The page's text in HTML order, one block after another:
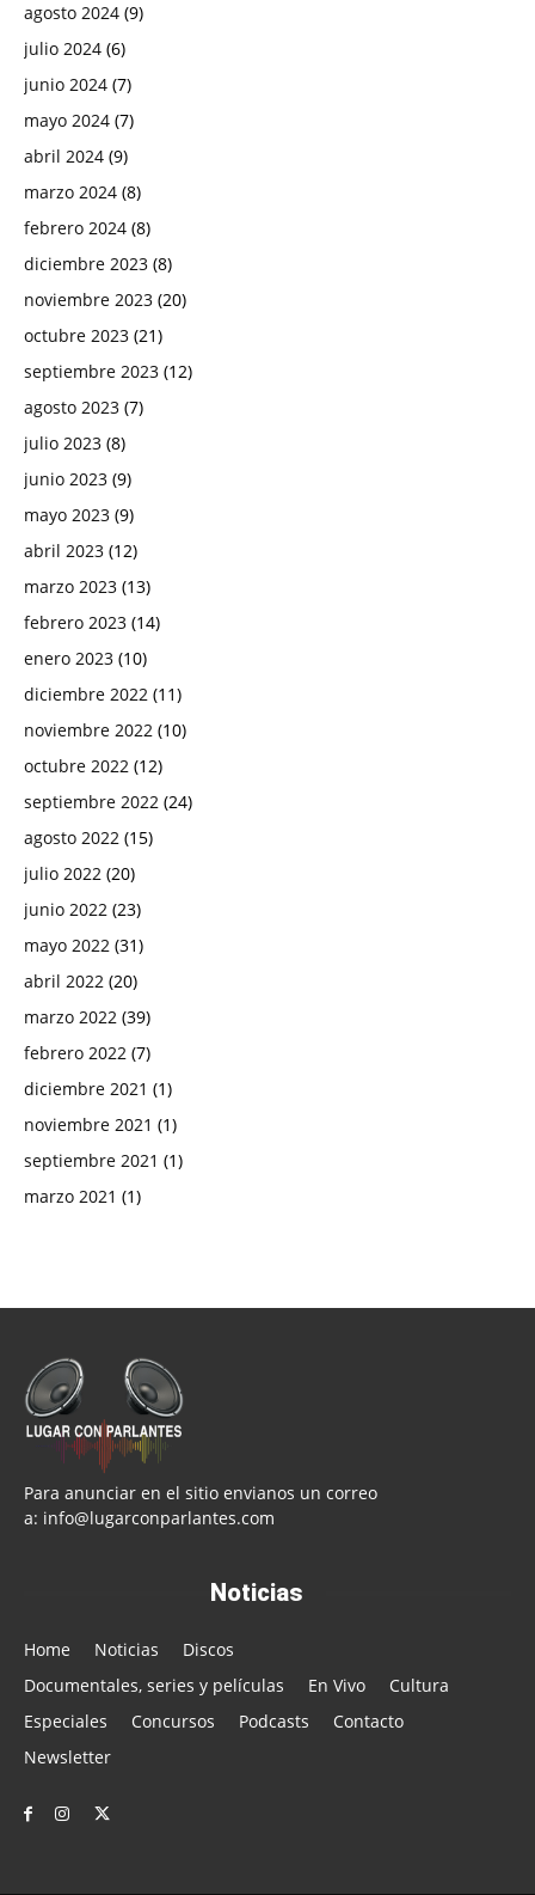
agosto 2024 (9)
julio 2024 (6)
junio 2024 (7)
mayo 2024 (7)
abril 2024 (9)
marzo 2024 (8)
febrero 2024 (8)
diciembre 2023 (8)
noviembre 2023 (20)
octubre 2023 (21)
septiembre 2023 (12)
agosto 2023 (7)
julio 2023 (8)
junio 2023 (9)
mayo 2023 (9)
abril 2023 (12)
marzo 2023 (13)
febrero 2023 (14)
enero 2023 (10)
diciembre 2022 (11)
noviembre 2022 (10)
octubre 2022 (12)
septiembre 2022 (24)
agosto 2022 (15)
julio 2022 (20)
junio 2022 (23)
mayo 2022 (31)
abril 2022 (20)
marzo 2022 (39)
febrero 2022 (7)
diciembre 2021 (1)
noviembre 2021 (1)
septiembre 2021 (1)
marzo 2021 (1)
Para anunciar en el sitio envianos un correo
a: info@lugarconparlantes.com
Noticias
Home Noticias
Discos
Documentales, series y películas
En Vivo
Cultura
Especiales
Concursos Podcasts
Contacto
Newsletter